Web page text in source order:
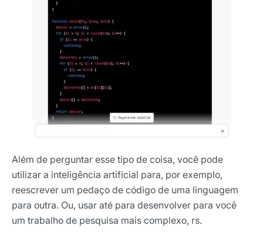
Além de perguntar esse tipo de coisa, você pode
utilizar a inteligência artificial para, por exemplo,
reescrever um pedaço de código de uma linguagem
para outra. Ou, usar até para desenvolver para você
um trabalho de pesquisa mais complexo, rs.